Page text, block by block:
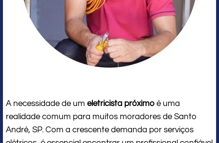
A necessidade de um eletricista próximo é uma
realidade comum para muitos moradores de Santo
André, SP. Com a crescente demanda por serviços